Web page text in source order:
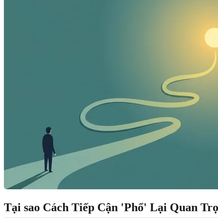
Tại sao Cách Tiếp Cận 'Phổ' Lại Quan